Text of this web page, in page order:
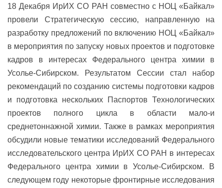
18 Декабря ИрИХ СО РАН совместно с НОЦ «Байкал»
провели Стратегическую сессию, направленную на
разработку предложений по включению НОЦ «Байкал»
в мероприятия по запуску новых проектов и подготовке
кадров в интересах Федерального центра химии в
Усолье-Сибирском. Результатом Сессии стал набор
рекомендаций по созданию системы подготовки кадров
и подготовка нескольких Паспортов Технологических
проектов полного цикла в области мало-и
среднетоннажной химии. Также в рамках мероприятия
обсудили новые тематики исследований Федерального
исследовательского центра ИрИХ СО РАН в интересах
Федерального центра химии в Усолье-Сибирском. В
следующем году некоторые фронтирные исследования